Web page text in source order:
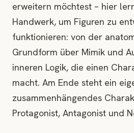
erweitern möchtest – hier
Handwerk, um Figuren zu
funktionieren: von der
Grundform über Mimik und
inneren Logik, die einen
macht. Am Ende steht ein
zusammenhängendes
Protagonist, Antagonist und